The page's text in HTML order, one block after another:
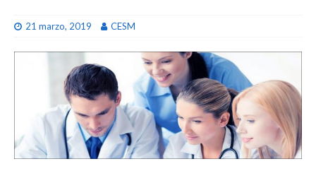
21 marzo, 2019 CESM